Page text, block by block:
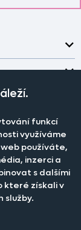
tipy a
funkcí
využíváme
používáte,
inzerci a
s dalšími
které získali v
služby.